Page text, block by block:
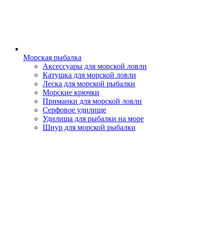
Морская рыбалка
Аксессуары для морской ловли
Катушка для морской ловли
Леска для морской рыбалки
Морские крючки
Приманки для морской ловли
Серфовое удилище
Удилища для рыбалки на море
Шнур для морской рыбалки